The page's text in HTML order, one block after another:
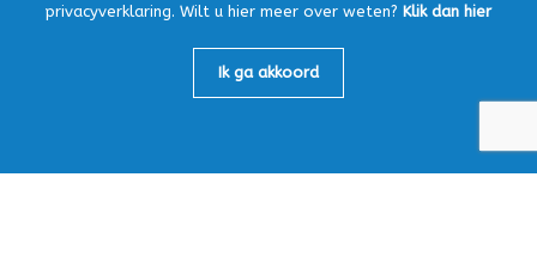
privacyverklaring. Wilt u hier meer over weten? Klik dan hier
Ik ga akkoord